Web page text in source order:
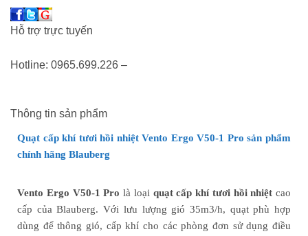
Hỗ trợ trực tuyến
Hotline: 0965.699.226 –
Thông tin sản phẩm
Quạt cấp khí tươi hồi nhiệt Vento Ergo V50-1 Pro sản phẩm
chính hãng Blauberg
Vento Ergo V50-1 Pro là loại quạt cấp khí tươi hồi nhiệt cao
cấp của Blauberg. Với lưu lượng gió 35m3/h, quạt phù hợp
dùng để thông gió, cấp khí cho các phòng đơn sử dụng điều